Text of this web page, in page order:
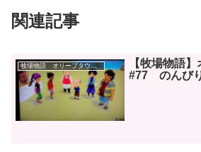
関連記事
【牧場物語
#77 のんび